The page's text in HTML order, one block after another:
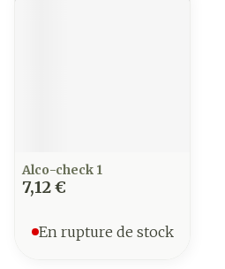
Alco-check 1
7,12 €
En rupture de stock